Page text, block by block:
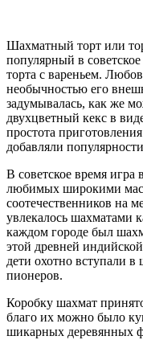
Шахматный торт или
популярный в
торта с вареньем.
необычностью его
задумывалась, как же
двухцветный кекс в
простота
добавляли
В советское время
любимых широкими
соотечественников на
увлекалось шахматами
каждом городе был
этой древней
дети охотно вступали
пионеров.
Коробку шахмат
благо их можно было
шикарных деревянных